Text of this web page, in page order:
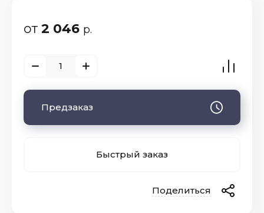
от 2 046 р.
Предзаказ
Быстрый заказ
Поделиться